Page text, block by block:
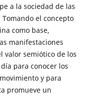
a la sociedad de las
el concepto
como base,
manifestaciones
valor semiótico de los
para conocer los
y para
promueve un